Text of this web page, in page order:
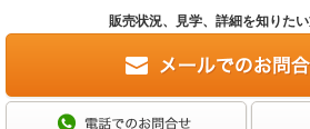
販売状況、見学、詳細を知りたい